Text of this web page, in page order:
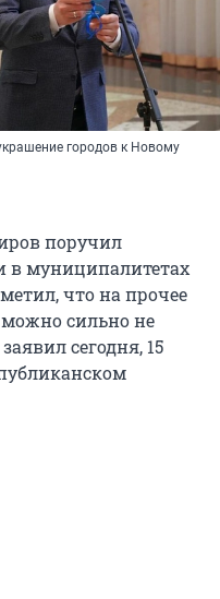
городов к Новому
поручил
в муниципалитетах
что на прочее
сильно не
сегодня, 15